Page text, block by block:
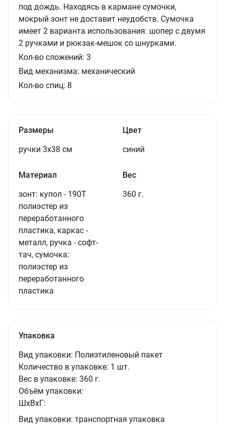
под дождь. Находясь в кармане сумочки,
мокрый зонт не доставит неудобств. Сумочка
имеет 2 варианта использования: шопер с двумя
2 ручками и рюкзак-мешок со шнурками.
Кол-во сложений: 3
Вид механизма: механический
Кол-во спиц: 8
Размеры
ручки 3х38 см
Цвет
синий
Материал
зонт: купол - 190Т
полиэстер из
переработанного
пластика, каркас -
металл, ручка - софт-
тач, сумочка:
полиэстер из
переработанного
пластика
Вес
360 г.
Упаковка
Вид упаковки: Полиэтиленовый пакет
Количество в упаковке: 1 шт.
Вес в упаковке: 360 г.
Объём упаковки:
ШxВxГ:
Вид упаковки: транспортная упаковка